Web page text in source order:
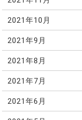
2021年10月
2021年9月
2021年8月
2021年7月
2021年6月